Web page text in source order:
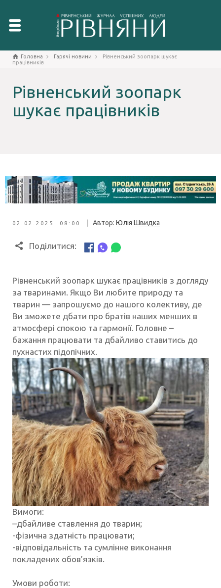
Головна Гарячі новини
Рівненський зоопарк шукає
працівників
Рівненський зоопарк
шукає працівників
02.02.2025 08:00 Автор: Юлія Швидка
Поділитися:
Рівненський зоопарк шукає працівників з догляду
за тваринами. Якщо Ви любите природу та
тварин — запрошуємо до нашого колективу, де
Ви зможете дбати про братів наших менших в
атмосфері спокою та гармонії. Головне –
бажання працювати та дбайливо ставитись до
пухнастих підопічних.
Вимоги:
–дбайливе ставлення до тварин;
-фізична здатність працювати;
-відповідальність та сумлінне виконання
покладених обов’язків.
Умови роботи: